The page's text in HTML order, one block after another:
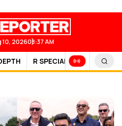
10, 202608:37 AM
R SPECIAL SPORTS